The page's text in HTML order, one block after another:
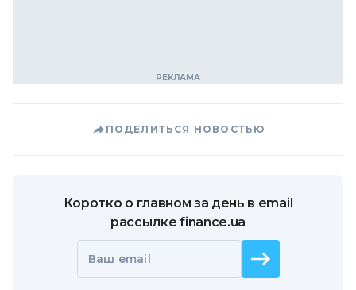
ПОДЕЛИТЬСЯ НОВОСТЬЮ
Коротко о главном за день в email
рассылке finance.ua
Ваш email